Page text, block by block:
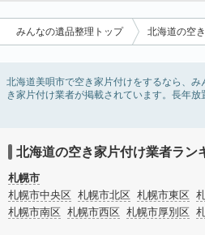
みんなの遺品整理トップ 北海道の空
北海道美唄市で空き家片付けをするなら、
き家片付け業者が掲載されています。長年
続したが住む予定のない親の家の不用品の
してみましょう。
また家一軒まるごとの掃除方法・空家対策特
付けについての情報も豊富です。
北海道の空き家片付け業者ラン
札幌市
札幌市中央区 札幌市北区 札幌市東区
札幌市南区 札幌市西区 札幌市厚別区